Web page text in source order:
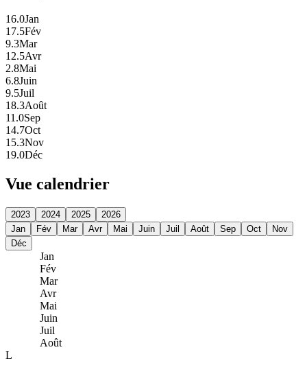
16.0Jan
17.5Fév
9.3Mar
12.5Avr
2.8Mai
6.8Juin
9.5Juil
18.3Août
11.0Sep
14.7Oct
15.3Nov
19.0Déc
Vue calendrier
2023 2024 2025
2026
Jan
Fév Mar Avr Mai Juin Juil Août Sep Oct
Nov
Déc
Jan
Fév
Mar
Avr
Mai
Juin
Juil
Août
L